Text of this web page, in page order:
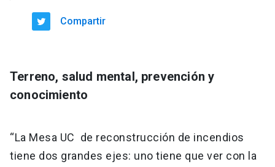
Compartir
Terreno, salud mental, prevención y
conocimiento
“La Mesa UC de reconstrucción de incendios
tiene dos grandes ejes: uno tiene que ver con la